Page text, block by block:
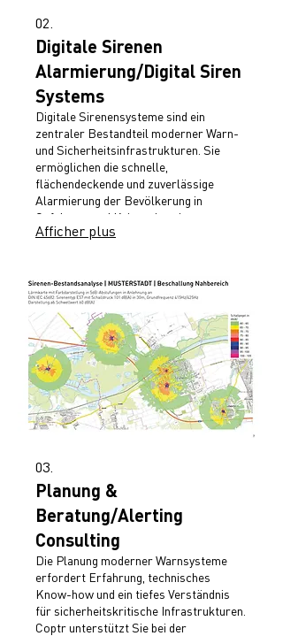
02.
Digitale Sirenen
Alarmierung/Digital Siren
Systems
Digitale Sirenensysteme sind ein
zentraler Bestandteil moderner Warn-
und Sicherheitsinfrastrukturen. Sie
ermöglichen die schnelle,
flächendeckende und zuverlässige
Alarmierung der Bevölkerung in
Gefahren- und Krisensituationen – von
Unwettern über Großschadenslagen bis
realisiert leistungsstarke und
Förderkonforme digitale
Sirenensysteme.
Afficher plus
03.
Planung &
Beratung/Alerting
Consulting
Die Planung moderner Warnsysteme
erfordert Erfahrung, technisches
Know-how und ein tiefes Verständnis
für sicherheitskritische Infrastrukturen.
Coptr unterstützt Sie bei der